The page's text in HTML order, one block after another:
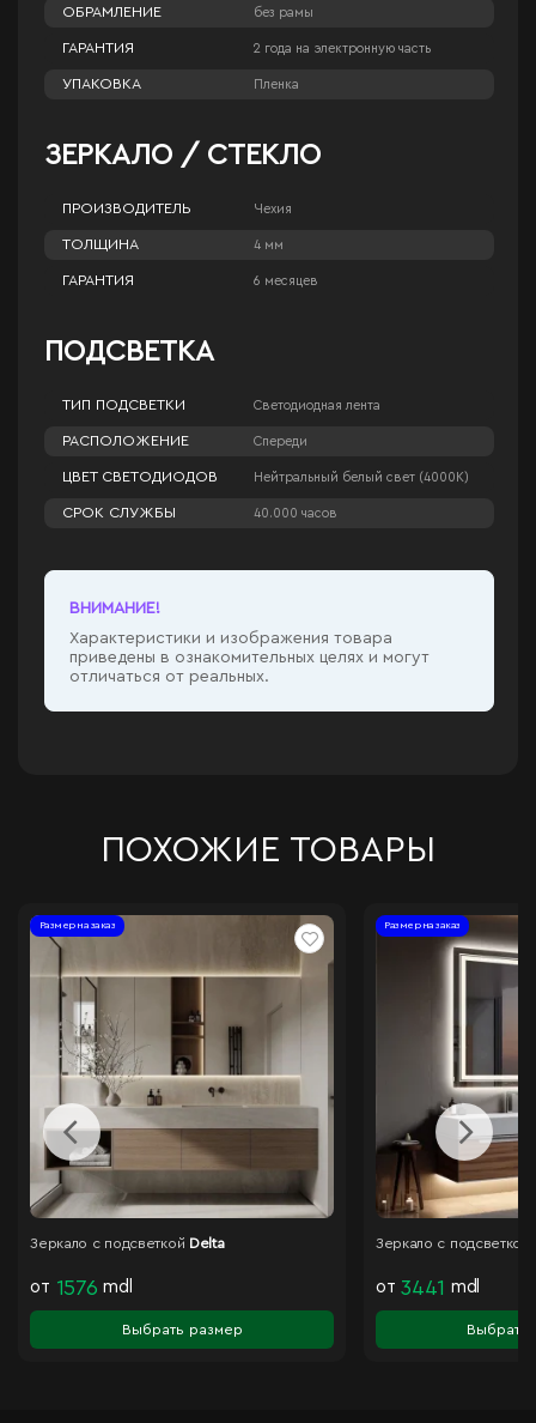
ОБРАМЛЕНИЕ без рамы
ГАРАНТИЯ 2 года на электронную часть
УПАКОВКА Пленка
ЗЕРКАЛО / СТЕКЛО
ПРОИЗВОДИТЕЛЬ Чехия
ТОЛЩИНА 4 мм
ГАРАНТИЯ 6 месяцев
ПОДСВЕТКА
ТИП ПОДСВЕТКИ Светодиодная лента
РАСПОЛОЖЕНИЕ Спереди
ЦВЕТ СВЕТОДИОДОВ Нейтральный белый свет (4000К)
СРОК СЛУЖБЫ 40.000 часов
ВНИМАНИЕ!
Характеристики и изображения товара
приведены в ознакомительных целях и могут
отличаться от реальных.
ПОХОЖИЕ ТОВАРЫ
Размер на заказ
Зеркало с подсветкой Delta
от 1576 mdl
Выбрать размер
Размер на заказ
Зеркало с подсветкой
от 3441 mdl
Выбрать